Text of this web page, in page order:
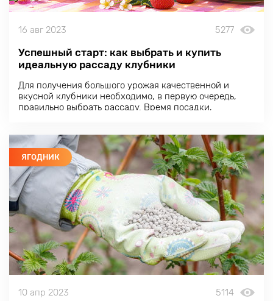
16 авг 2023 5277
Успешный старт: как выбрать и купить
идеальную рассаду клубники
Для получения большого урожая качественной и
вкусной клубники необходимо, в первую очередь,
правильно выбрать рассаду. Время посадки,
ЯГОДНИК
10 апр 2023 5114